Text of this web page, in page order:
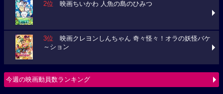
2位 映画ちいかわ 人魚の島のひみつ
3位 映画クレヨンしんちゃん 奇々怪々！オラの妖怪バケ
～ション
今週の映画動員数ランキング